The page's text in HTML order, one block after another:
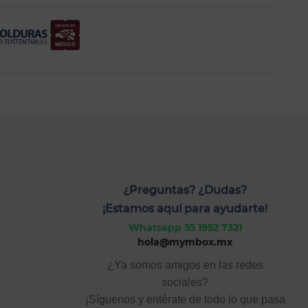
¿Preguntas? ¿Dudas?
¡Estamos aquí para ayudarte!
Whatsapp 55 1952 7321
hola@mymbox.mx
¿Ya somos amigos en las redes
sociales?
¡Síguenos y entérate de todo lo que pasa